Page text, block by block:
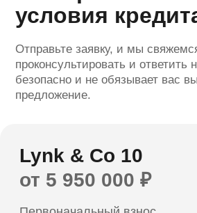
Отправьте заявку, и мы
проконсультировать и ответить
безопасно и не обязывает вас
предложение.
условия
Оформить заявку
*Расчет является предварительным, не
является офертой. Ставка определяется
индивидуально и зависит от банка,
программы кредитования, первоначального